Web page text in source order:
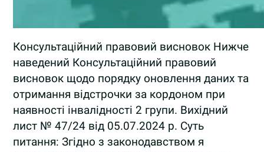
Консультаційний правовий висновок Нижче
наведений Консультаційний правовий
висновок щодо порядку оновлення даних та
отримання відстрочки за кордоном при
наявності інвалідності 2 групи. Вихідний
лист № 47/24 від 05.07.2024 р. Суть
питання: Згідно з законодавством я